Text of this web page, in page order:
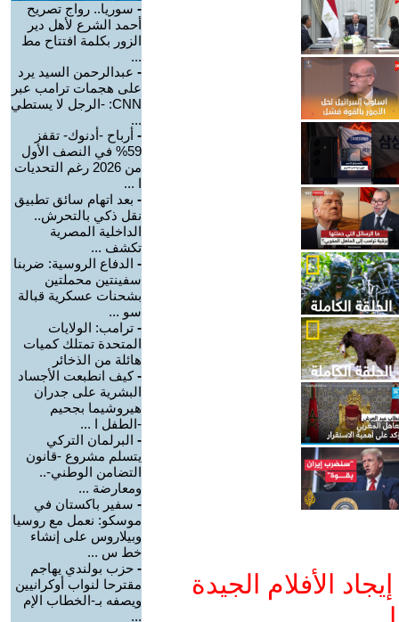
الأفلام الجيدة
- سوريا.. رواج تصريح
أحمد الشرع لأهل دير
الزور بكلمة افتتاح مط
...
- عبدالرحمن السيد يرد
على هجمات ترامب عبر
CNN: -الرجل لا يستطي
...
- أرباح -أدنوك- تقفز
59% في النصف الأول
من 2026 رغم التحديات
ا ...
- بعد اتهام سائق تطبيق
نقل ذكي بالتحرش..
الداخلية المصرية
تكشف ...
- الدفاع الروسية: ضربنا
سفينتين محملتين
بشحنات عسكرية قبالة
سو ...
- ترامب: الولايات
المتحدة تمتلك كميات
هائلة من الذخائر
-كيف انطبعت الأجساد
البشرية على جدران
هيروشيما بجحيم
-الطفل ا ...
- البرلمان التركي
يتسلم مشروع -قانون
التضامن الوطني-..
ومعارضة ...
- سفير باكستان في
موسكو: نعمل مع روسيا
وبيلاروس على إنشاء
خط س ...
- حزب بولندي يهاجم
مقترحا لنواب أوكرانيين
ويصفه بـ-الخطاب الإم
...